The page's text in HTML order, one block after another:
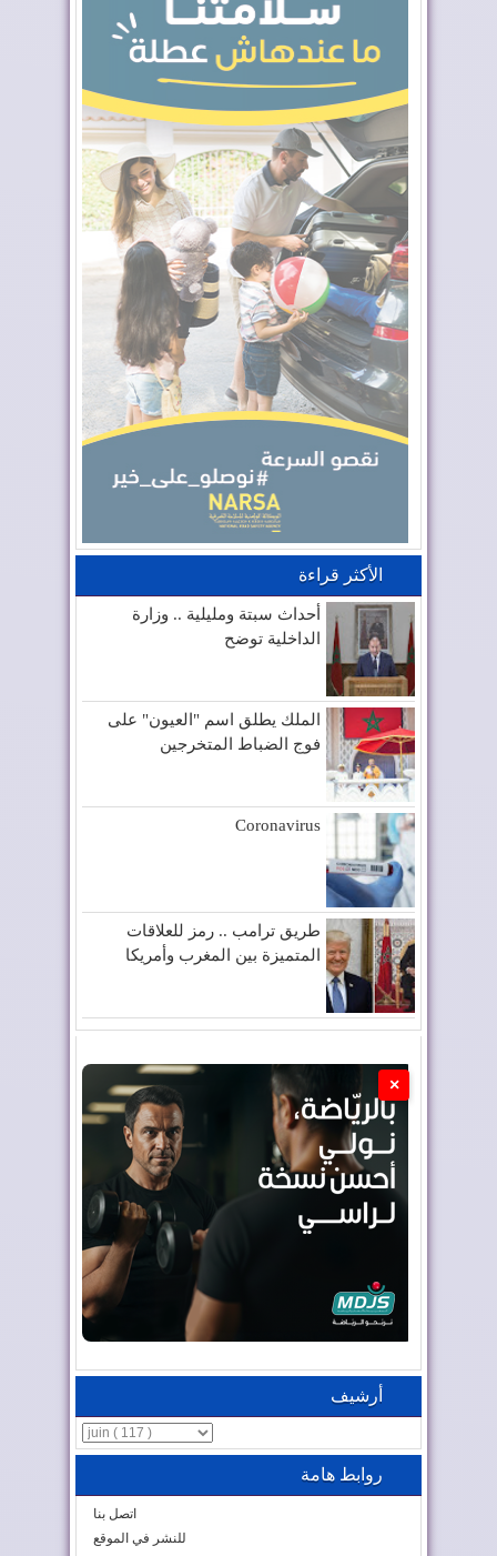
الأكثر قراءة
أحداث سبتة ومليلية .. وزارة
الداخلية توضح
الملك يطلق اسم "العيون" على
فوج الضباط المتخرجين
Coronavirus
طريق ترامب .. رمز للعلاقات
المتميزة بين المغرب وأمريكا
×
أرشيف
روابط هامة
اتصل بنا
للنشر في الموقع